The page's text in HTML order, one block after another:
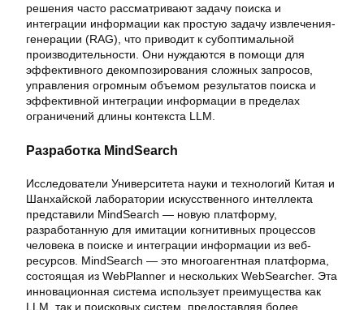
решения часто рассматривают задачу поиска и
интеграции информации как простую задачу извлечения-
генерации (RAG), что приводит к субоптимальной
производительности. Они нуждаются в помощи для
эффективного декомпозирования сложных запросов,
управления огромным объемом результатов поиска и
эффективной интеграции информации в пределах
ограничений длины контекста LLM.
Разработка MindSearch
Исследователи Университета науки и технологий Китая и
Шанхайской лаборатории искусственного интеллекта
представили MindSearch — новую платформу,
разработанную для имитации когнитивных процессов
человека в поиске и интеграции информации из веб-
ресурсов. MindSearch — это многоагентная платформа,
состоящая из WebPlanner и нескольких WebSearcher. Эта
инновационная система использует преимущества как
LLM, так и поисковых систем, предоставляя более